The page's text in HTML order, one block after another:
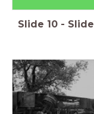
Slide 10 - Slide